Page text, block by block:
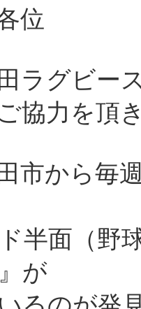
位
ラグビー
協力を頂
市から毎
半面（野
が